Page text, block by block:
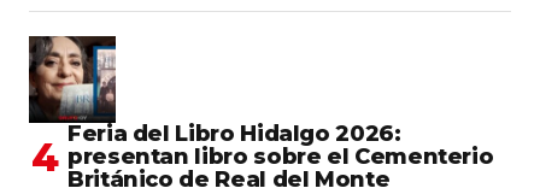
Feria del Libro Hidalgo 2026:
presentan libro sobre el Cementerio
Británico de Real del Monte